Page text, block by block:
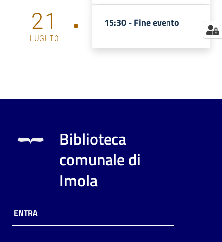
21
LUGLIO
15:30 -Fine evento
Biblioteca
comunale di
Imola
ENTRA